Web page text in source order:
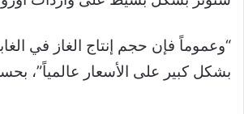
“وعموماً فإن حجم إنتاج الغاز في
بشكل كبير على الأسعار عالمياً”،